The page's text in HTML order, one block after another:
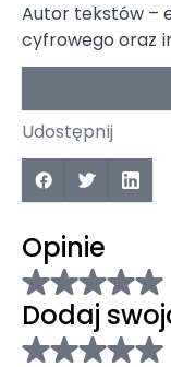
Autor tekstów –
cyfrowego oraz
Udostępnij
Opinie
Dodaj